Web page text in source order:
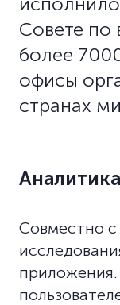
Совете по
более
офисы
странах
Аналитика
Совместно с